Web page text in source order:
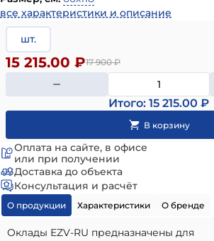
все характеристики и описание
шт.
17 900₽
15 215.00 ₽
Итого: 15 215.00 ₽
Оплата на сайте, в офисе
или при получении
Доставка до объекта
Консультация и расчёт
О продукции Характеристики О бренде
Оклады EZV-RU предназначены для